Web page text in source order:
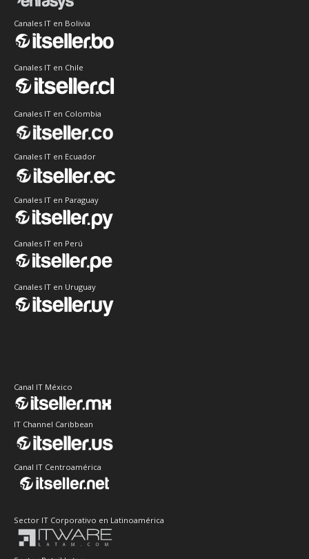
Canales IT en Bolivia
Canales IT en Chile
Canales IT en Colombia
Canales IT en Ecuador
Canales IT en Paraguay
Canales IT en Perú
Canales IT en Uruguay
Canal IT México
IT Channel Caribbean
Canal IT Centroamérica
Sector IT Corporativo en Latinoamérica